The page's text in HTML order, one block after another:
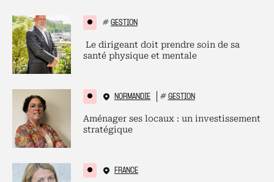
# GESTION
Le dirigeant doit prendre soin de sa
santé physique et mentale
NORMANDIE # GESTION
Aménager ses locaux : un investissement
stratégique
FRANCE